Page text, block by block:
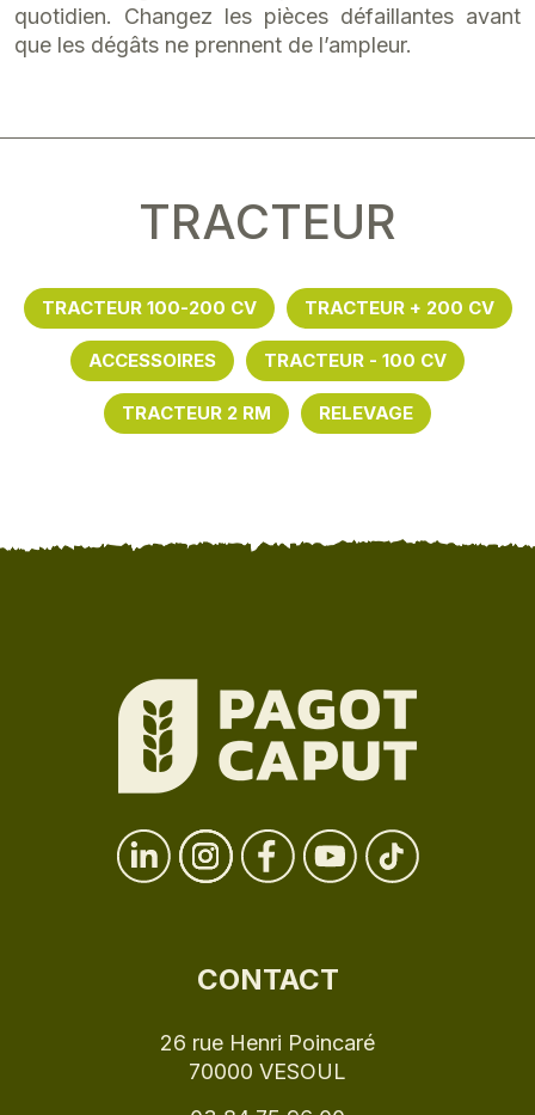
quotidien. Changez les pièces défaillantes avant
que les dégâts ne prennent de l’ampleur.
TRACTEUR
TRACTEUR 100-200 CV TRACTEUR + 200 CV
ACCESSOIRES TRACTEUR - 100 CV
TRACTEUR 2 RM RELEVAGE
CONTACT
26 rue Henri Poincaré
70000 VESOUL